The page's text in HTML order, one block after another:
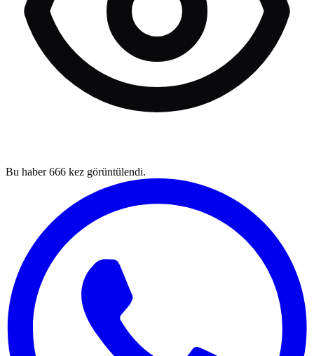
Bu haber666 kez görüntülendi.